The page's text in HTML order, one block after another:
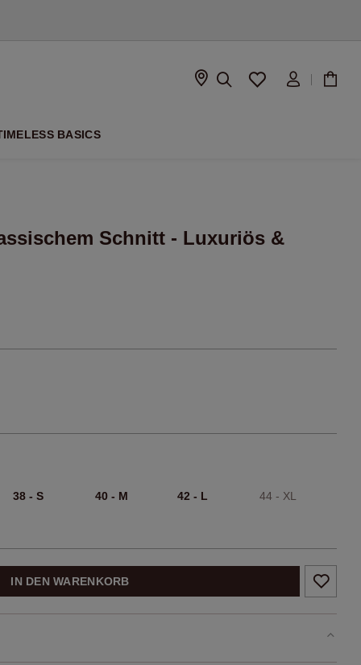
BASICS
Schnitt - Luxuriös &
38 - S 40 - M 42 - L 44 - XL
IN DEN WARENKORB